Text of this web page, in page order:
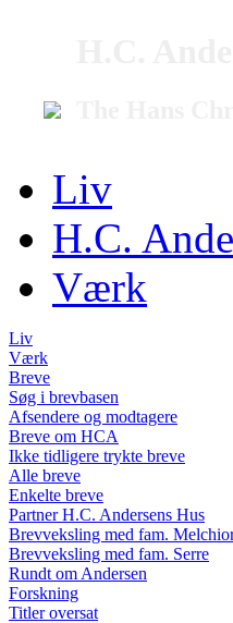
Liv
H.C.
Værk
Liv
Værk
Breve
Søg i brevbasen
Afsendere og modtagere
Breve om HCA
Ikke tidligere trykte breve
Alle breve
Enkelte breve
Partner H.C. Andersens Hus
Brevveksling med fam.
Brevveksling med fam. Serre
Rundt om Andersen
Forskning
Titler oversat